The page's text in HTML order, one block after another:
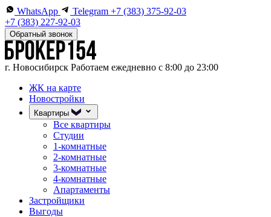
WhatsApp Telegram +7 (383) 375-92-03
+7 (383) 227-92-03
Обратный звонок
г. Новосибирск Работаем ежедневно с 8:00 до 23:00
ЖК на карте
Новостройки
Квартиры
Все квартиры
Студии
1-комнатные
2-комнатные
3-комнатные
4-комнатные
Апартаменты
Застройщики
Выгоды